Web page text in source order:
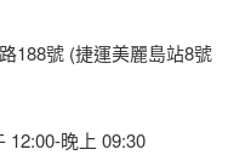
188號 (捷運美麗島站8號
12:00-晚上 09:30